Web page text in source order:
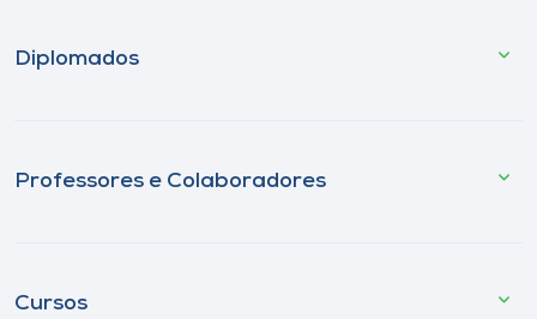
Diplomados
Professores e Colaboradores
Cursos